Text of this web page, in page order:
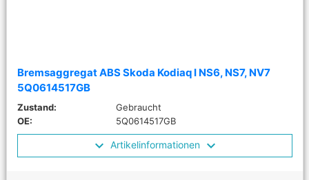
Bremsaggregat ABS Skoda Kodiaq I NS6, NS7, NV7
5Q0614517GB
Zustand:
Gebraucht
OE:
5Q0614517GB
Artikelinformationen